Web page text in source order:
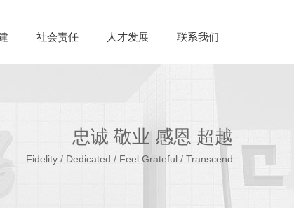
社会责任 人才发展 联系我们
忠诚 敬业 感恩 超越
Fidelity / Dedicated / Feel Grateful / Transcend